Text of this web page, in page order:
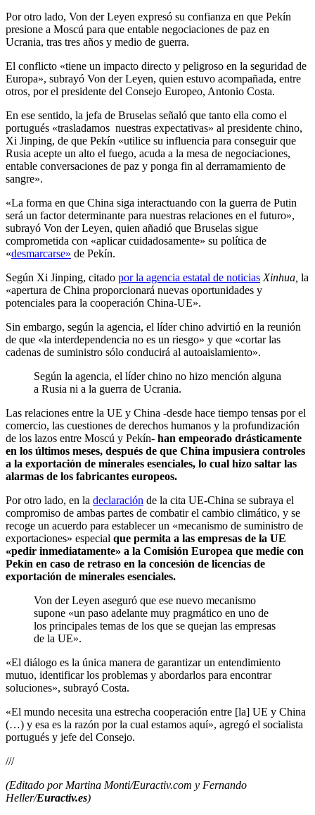
Por otro lado, Von der Leyen expresó su confianza en que Pekín
presione a Moscú para que entable negociaciones de paz en
Ucrania, tras tres años y medio de guerra.
El conflicto «tiene un impacto directo y peligroso en la seguridad de
Europa», subrayó Von der Leyen, quien estuvo acompañada, entre
otros, por el presidente del Consejo Europeo, Antonio Costa.
En ese sentido, la jefa de Bruselas señaló que tanto ella como el
portugués «trasladamos nuestras expectativas» al presidente chino,
Xi Jinping, de que Pekín «utilice su influencia para conseguir que
Rusia acepte un alto el fuego, acuda a la mesa de negociaciones,
entable conversaciones de paz y ponga fin al derramamiento de
sangre».
«La forma en que China siga interactuando con la guerra de Putin
será un factor determinante para nuestras relaciones en el futuro»,
subrayó Von der Leyen, quien añadió que Bruselas sigue
comprometida con «aplicar cuidadosamente» su política de
«desmarcarse» de Pekín.
Según Xi Jinping, citado por la agencia estatal de noticias Xinhua, la
«apertura de China proporcionará nuevas oportunidades y
potenciales para la cooperación China-UE».
Sin embargo, según la agencia, el líder chino advirtió en la reunión
de que «la interdependencia no es un riesgo» y que «cortar las
cadenas de suministro sólo conducirá al autoaislamiento».
Según la agencia, el líder chino no hizo mención alguna
a Rusia ni a la guerra de Ucrania.
Las relaciones entre la UE y China -desde hace tiempo tensas por el
comercio, las cuestiones de derechos humanos y la profundización
de los lazos entre Moscú y Pekín- han empeorado drásticamente
en los últimos meses, después de que China impusiera controles
a la exportación de minerales esenciales, lo cual hizo saltar las
alarmas de los fabricantes europeos.
Por otro lado, en la declaración de la cita UE-China se subraya el
compromiso de ambas partes de combatir el cambio climático, y se
recoge un acuerdo para establecer un «mecanismo de suministro de
exportaciones» especial que permita a las empresas de la UE
«pedir inmediatamente» a la Comisión Europea que medie con
Pekín en caso de retraso en la concesión de licencias de
exportación de minerales esenciales.
Von der Leyen aseguró que ese nuevo mecanismo
supone «un paso adelante muy pragmático en uno de
los principales temas de los que se quejan las empresas
de la UE».
«El diálogo es la única manera de garantizar un entendimiento
mutuo, identificar los problemas y abordarlos para encontrar
soluciones», subrayó Costa.
«El mundo necesita una estrecha cooperación entre [la] UE y China
(…) y esa es la razón por la cual estamos aquí», agregó el socialista
portugués y jefe del Consejo.
///
(Editado por Martina Monti/Euractiv.com y Fernando
Heller/Euractiv.es)